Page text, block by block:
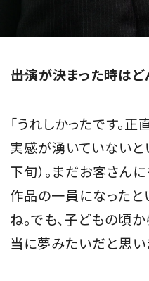
――出演が決まった時は
「うれしかったです。
実感が湧いていないと
下旬）。まだお客さん
作品の一員になったと
ね。でも、子どもの頃
当に夢みたいだと思い